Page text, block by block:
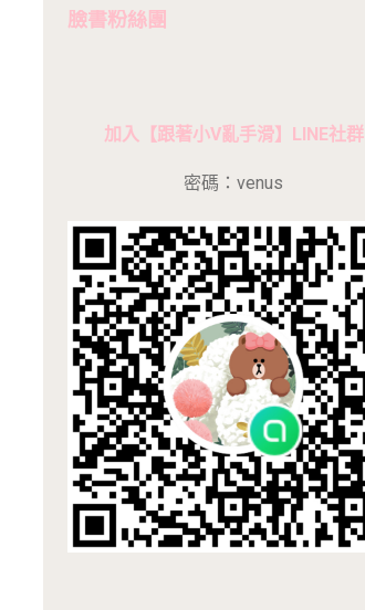
臉書粉絲團
加入【跟著小V亂手滑】LINE社群
密碼：venus